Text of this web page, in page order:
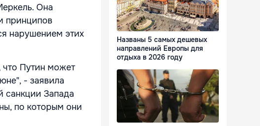
Она
принципов
нарушением этих
что Путин может
- заявила
санкции Запада
по которым они
Названы 5 самых дешевых
направлений Европы для
отдыха в 2026 году